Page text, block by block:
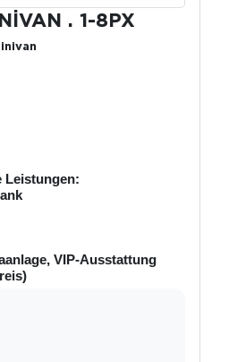
. 1-8PX
Leistungen:
VIP-Ausstattung